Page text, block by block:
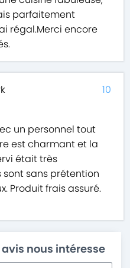
parfaitement
régal.Merci encore
un personnel tout
est charmant et la
était très
sans prétention
Produit frais assuré.
10
nous intéresse